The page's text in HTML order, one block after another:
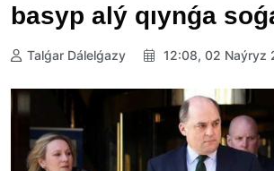
basyp alý qıynǵa
Talǵar Dálelǵazy 12:08, 02 Naýryz